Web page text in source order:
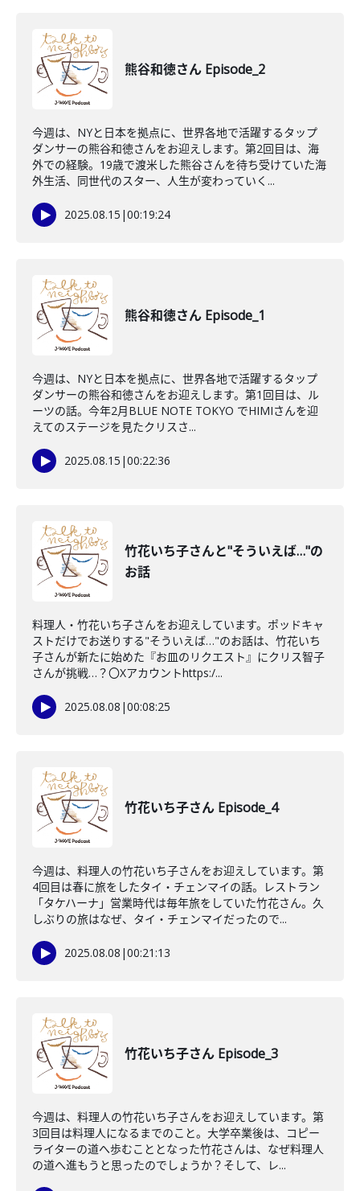
熊谷和徳さん Episode_2
今週は、NYと日本を拠点に、世界各地で活躍するタップ
ダンサーの熊谷和徳さんをお迎えします。第2回目は、海
外での経験。19歳で渡米した熊谷さんを待ち受けていた海
外生活、同世代のスター、人生が変わっていく...
2025.08.15 |00:19:24
熊谷和徳さん Episode_1
今週は、NYと日本を拠点に、世界各地で活躍するタップ
ダンサーの熊谷和徳さんをお迎えします。第1回目は、ル
ーツの話。今年2月BLUE NOTE TOKYO でHIMIさんを迎
えてのステージを見たクリスさ...
2025.08.15 |00:22:36
竹花いち子さんと"そういえば…"の
お話
料理人・竹花いち子さんをお迎えしています。ポッドキャ
ストだけでお送りする"そういえば…"のお話は、竹花いち
子さんが新たに始めた『お皿のリクエスト』にクリス智子
さんが挑戦…？〇Xアカウントhttps:/...
2025.08.08 |00:08:25
竹花いち子さん Episode_4
今週は、料理人の竹花いち子さんをお迎えしています。第
4回目は春に旅をしたタイ・チェンマイの話。レストラン
「タケハーナ」営業時代は毎年旅をしていた竹花さん。久
しぶりの旅はなぜ、タイ・チェンマイだったので...
2025.08.08 |00:21:13
竹花いち子さん Episode_3
今週は、料理人の竹花いち子さんをお迎えしています。第
3回目は料理人になるまでのこと。大学卒業後は、コピー
ライターの道へ歩むこととなった竹花さんは、なぜ料理人
の道へ進もうと思ったのでしょうか？そして、レ...